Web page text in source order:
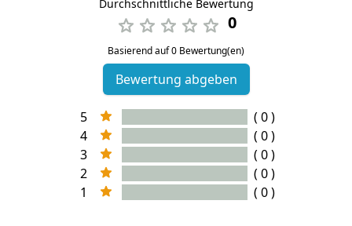
Durchschnittliche Bewertung
0
Basierend auf 0 Bewertung(en)
Bewertung abgeben
5
( 0 )
4
( 0 )
3
( 0 )
2
( 0 )
1
( 0 )